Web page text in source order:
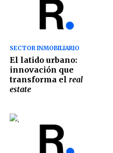
SECTOR INMOBILIARIO
El latido urbano:
innovación que
transforma el real
estate